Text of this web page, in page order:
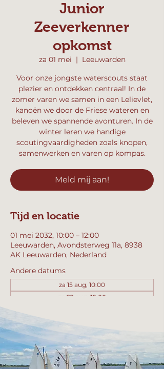
Junior
Zeeverkenner
opkomst
za 01 mei
  |
Leeuwarden
Voor onze jongste waterscouts staat
plezier en ontdekken centraal! In de
zomer varen we samen in een Lelievlet,
kanoën we door de Friese wateren en
beleven we spannende avonturen. In de
winter leren we handige
scoutingvaardigheden zoals knopen,
samenwerken en varen op kompas.
Meld mij aan!
Tijd en locatie
01 mei 2032, 10:00 – 12:00
Leeuwarden, Avondsterweg 11a, 8938
AK Leeuwarden, Nederland
Andere datums
za 15 aug, 10:00
za 22 aug, 10:00
Bekijk alle 357 datums
Meld mij aan!